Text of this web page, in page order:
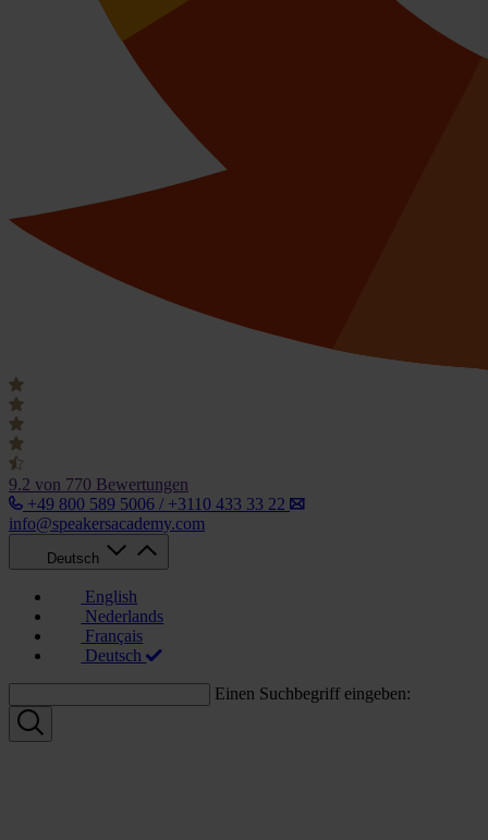
9.2 von 770 Bewertungen
+49 800 589 5006 / +3110 433 33 22
info@speakersacademy.com
Deutsch
English
Nederlands
Français
Deutsch
Einen Suchbegriff eingeben: